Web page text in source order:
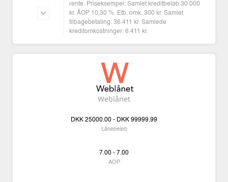
rente. Priseksempel: Samlet kreditbeløb 30.000
kr. ÅOP 10,30 %. Etb. omk. 300 kr. Samlet
tilbagebetaling: 36.411 kr. Samlede
kreditomkostninger: 6.411 kr.
Weblånet
DKK 25000.00 - DKK 99999.99
Lånebeløb
7.00 - 7.00
AOP